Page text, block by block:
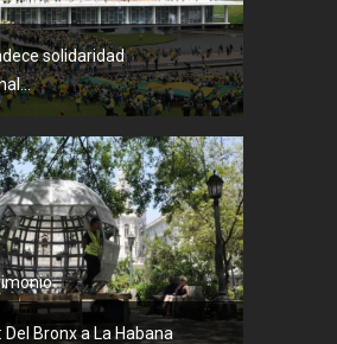
solidaridad
Del Bronx a La Habana